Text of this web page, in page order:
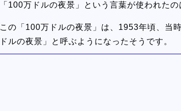
「100万ドルの夜景」という言葉が使われた
この「100万ドルの夜景」は、1953年頃、当
ドルの夜景」と呼ぶようになったそうです。